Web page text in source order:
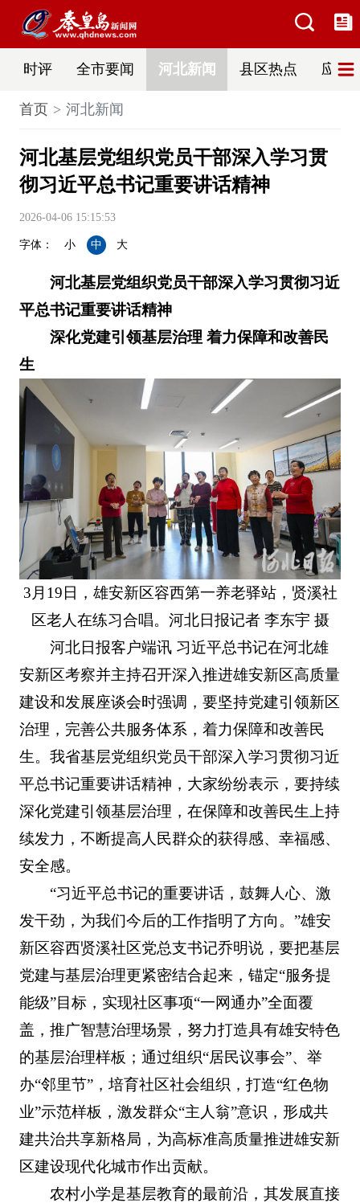
时评 全市要闻 河北新闻 县区热点 应急
首页 河北新闻
河北基层党组织党员干部深入学习贯
彻习近平总书记重要讲话精神
2026-04-06 15:15:53
字体： 小 中 大
河北基层党组织党员干部深入学习贯彻习近
平总书记重要讲话精神
深化党建引领基层治理 着力保障和改善民
生
3月19日，雄安新区容西第一养老驿站，贤溪社
区老人在练习合唱。河北日报记者 李东宇 摄
河北日报客户端讯 习近平总书记在河北雄
安新区考察并主持召开深入推进雄安新区高质量
建设和发展座谈会时强调，要坚持党建引领新区
治理，完善公共服务体系，着力保障和改善民
生。我省基层党组织党员干部深入学习贯彻习近
平总书记重要讲话精神，大家纷纷表示，要持续
深化党建引领基层治理，在保障和改善民生上持
续发力，不断提高人民群众的获得感、幸福感、
安全感。
“习近平总书记的重要讲话，鼓舞人心、激
发干劲，为我们今后的工作指明了方向。”雄安
新区容西贤溪社区党总支书记乔明说，要把基层
党建与基层治理更紧密结合起来，锚定“服务提
能级”目标，实现社区事项“一网通办”全面覆
盖，推广智慧治理场景，努力打造具有雄安特色
的基层治理样板；通过组织“居民议事会”、举
办“邻里节”，培育社区社会组织，打造“红色物
业”示范样板，激发群众“主人翁”意识，形成共
建共治共享新格局，为高标准高质量推进雄安新
区建设现代化城市作出贡献。
农村小学是基层教育的最前沿，其发展直接